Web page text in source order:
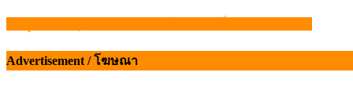
แนะแนว
เรื่อง
Advertisement / โฆษณา